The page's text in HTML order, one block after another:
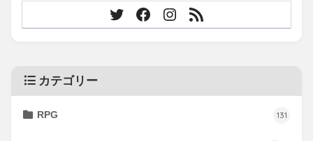
カテゴリー
RPG 131